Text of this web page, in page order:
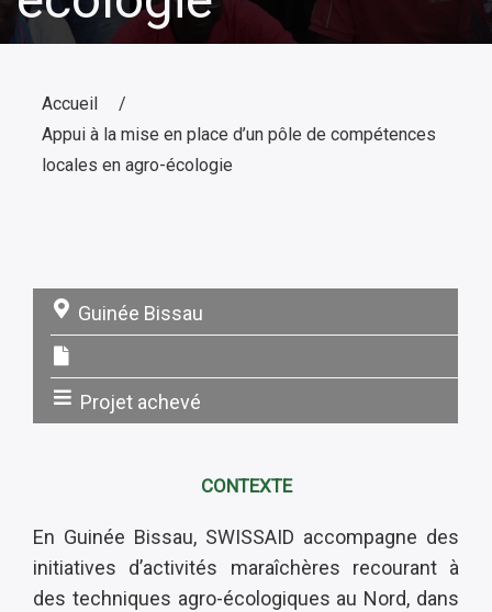
Accueil
Appui à la mise en place d’un pôle de compétences
locales en agro-écologie
Pays:
Guinée Bissau
Statut:
Projet achevé
CONTEXTE
En Guinée Bissau, SWISSAID accompagne des
initiatives d’activités maraîchères recourant à
des techniques agro-écologiques au Nord, dans